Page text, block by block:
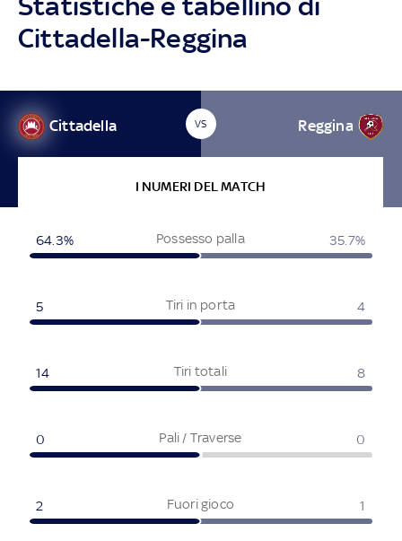
Cittadella-Reggina
Cittadella VS Reggina
I NUMERI DEL MATCH
Possesso palla
64.3% 35.7%
Tiri in porta
5 4
Tiri totali
14 8
Pali / Traverse
0 0
Fuori gioco
2 1